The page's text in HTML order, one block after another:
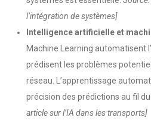
l’intégration de systèmes]
Intelligence artificielle et
Machine Learning automatisent
prédisent les problèmes
réseau. L’apprentissage
précision des prédictions au fil du
article sur l’IA dans les transports]